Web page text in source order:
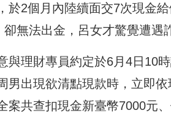
於2個月內陸續面交7次現金
無法出金，呂女才驚覺遭遇
理財專員約定於6月4日10
男出現欲清點現款時，立即
共查扣現金新臺幣7000元